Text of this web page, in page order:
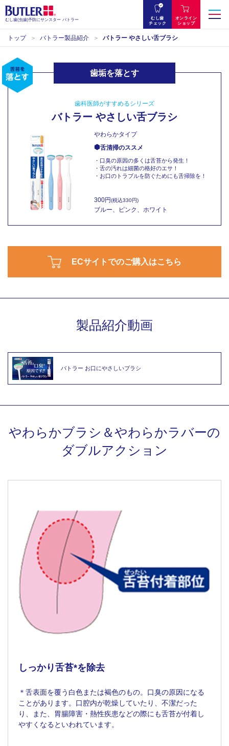
むし歯(虫歯)予防にサンスター バトラー むし歯
チェック
オンライン
ショップ
トップ バトラー製品紹介 バトラー やさしい舌ブラシ
歯垢を落とす
歯科医師がすすめるシリーズ
バトラー やさしい舌ブラシ
やわらかタイプ
舌清掃のススメ
・口臭の原因の多くは舌苔から発生！
・舌の汚れは細菌の格好のエサ！
・お口のトラブルを防ぐためにも舌掃除を！
300円(税込330円)
ブルー、ピンク、ホワイト
ECサイトでのご購入はこちら
製品紹介動画
バトラー お口にやさしいブラシ
やわらかブラシ＆やわらかラバーの
ダブルアクション
しっかり舌苔*を除去
＊舌表面を覆う白色または褐色のもの。口臭の原因になる
ことがあります。口腔内が乾燥していたり、不潔だった
り、また、胃腸障害・熱性疾患などの際にも舌苔が付着し
やすくなるといわれています。